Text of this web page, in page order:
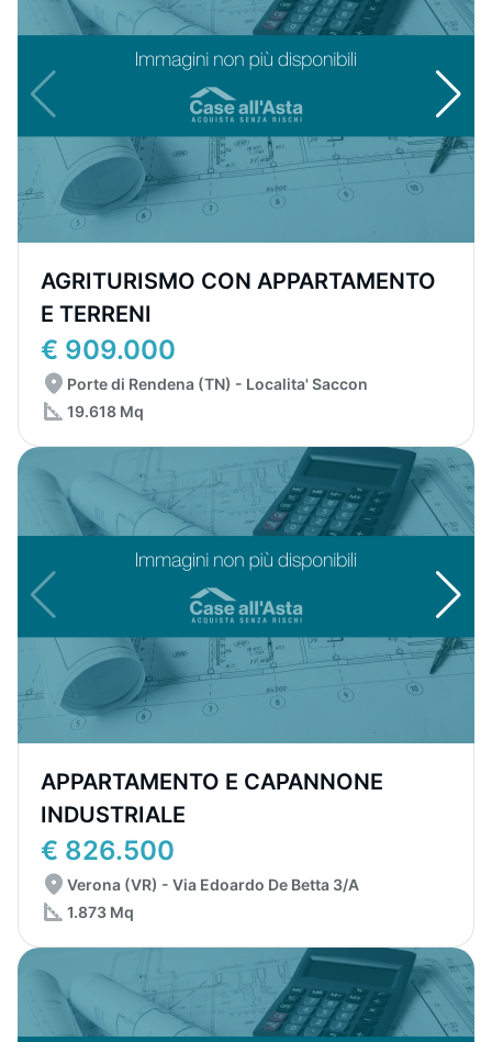
AGRITURISMO CON APPARTAMENTO
E TERRENI
€ 909.000
Porte di Rendena (TN) - Localita' Saccon
19.618 Mq
APPARTAMENTO E CAPANNONE
INDUSTRIALE
€ 826.500
Verona (VR) - Via Edoardo De Betta 3/A
1.873 Mq